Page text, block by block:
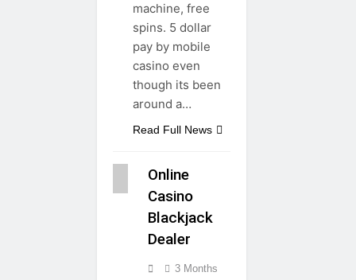
machine, free
spins. 5 dollar
pay by mobile
casino even
though its been
around a…
Read Full News
Online
Casino
Blackjack
Dealer
3 Months